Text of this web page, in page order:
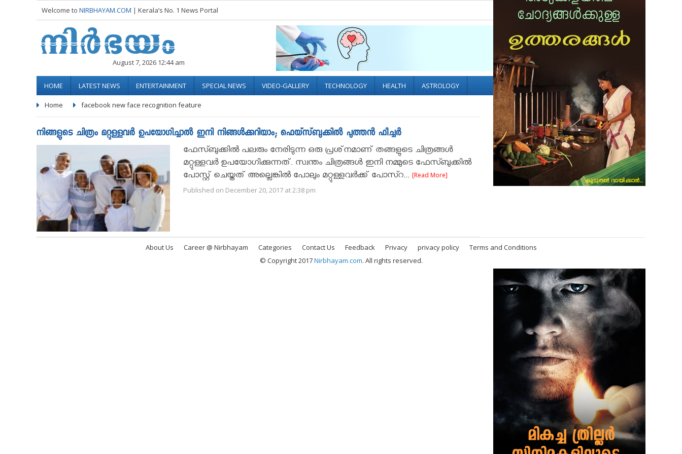
Welcome to NIRBHAYAM.COM | Kerala’s No. 1 News Portal Socialize with us
August 7, 2026 12:44 am
HOME LATEST NEWS ENTERTAINMENT SPECIAL NEWS VIDEO-GALLERY TECHNOLOGY HEALTH ASTROLOGY
Home facebook new face recognition feature
നിങ്ങളുടെ ചിത്രം മറ്റുള്ളവര്‍ ഉപയോഗിച്ചാല്‍ ഇനി നിങ്ങൾക്കറിയാം; ഫെയ്സ്ബുക്കില്‍ പുത്തൻ ഫീച്ചര്‍
ഫേസ്ബുക്കില്‍ പലരും നേരിടുന്ന ഒരു പ്രശ്‌നമാണ് തങ്ങളുടെ ചിത്രങ്ങള്‍
മറ്റുള്ളവര്‍ ഉപയോഗിക്കുന്നത്. സ്വന്തം ചിത്രങ്ങള്‍ ഇനി നമ്മുടെ ഫേസ്ബുക്കില്‍
പോസ്റ്റ് ചെയ്തത് അല്ലെങ്കില്‍ പോലും മറ്റുള്ളവര്‍ക്ക് പോസ്റ... [Read More]
Published on December 20, 2017 at 2:38 pm
About Us Career @ Nirbhayam Categories Contact Us Feedback Privacy privacy policy
Terms and Conditions
© Copyright 2017Nirbhayam.com. All rights reserved.